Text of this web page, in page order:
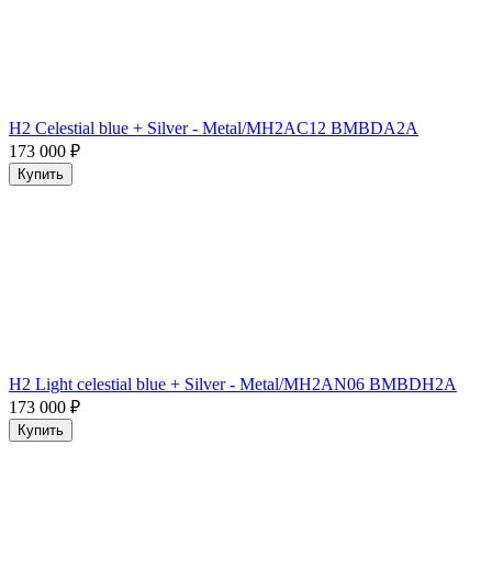
H2 Celestial blue + Silver - Metal/MH2AC12 BMBDA2A
173 000 ₽
Купить
H2 Light celestial blue + Silver - Metal/MH2AN06 BMBDH2A
173 000 ₽
Купить